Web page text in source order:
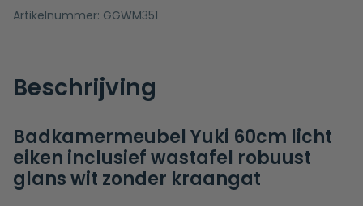
Artikelnummer: GGWM351
Beschrijving
Badkamermeubel Yuki 60cm licht
eiken inclusief wastafel robuust
glans wit zonder kraangat